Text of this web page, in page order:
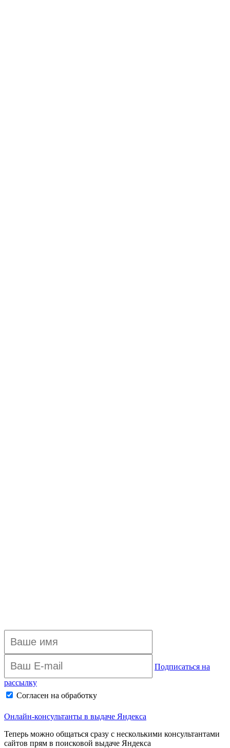
Подписаться на
рассылку
Согласен на обработку
Онлайн-консультанты в выдаче Яндекса
Теперь можно общаться сразу с несколькими консультантами
сайтов прям в поисковой выдаче Яндекса